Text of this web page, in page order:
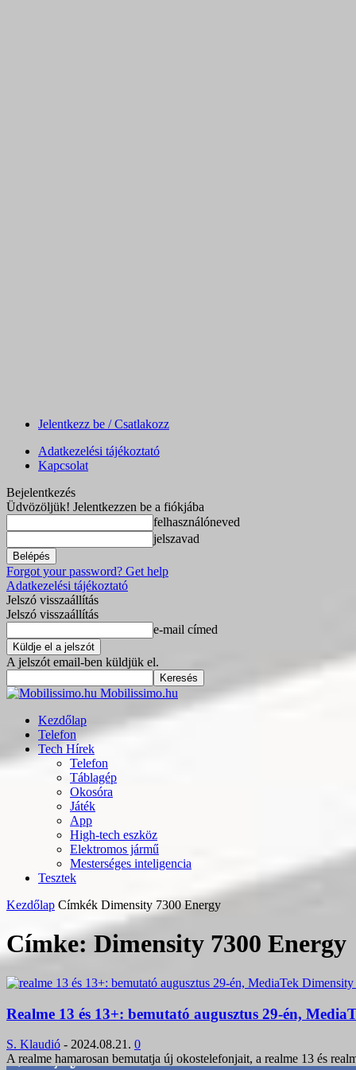
Jelentkezz be / Csatlakozz
Adatkezelési tájékoztató
Kapcsolat
Bejelentkezés
Üdvözöljük! Jelentkezzen be a fiókjába
felhasználóneved
jelszavad
Forgot your password? Get help
Adatkezelési tájékoztató
Jelszó visszaállítás
Jelszó visszaállítás
e-mail címed
A jelszót email-ben küldjük el.
Mobilissimo.hu
Kezdőlap
Telefon
Tech Hírek
Telefon
Táblagép
Okosóra
Játék
App
High-tech eszköz
Elektromos jármű
Mesterséges inteligencia
Tesztek
Kezdőlap Címkék Dimensity 7300 Energy
Címke: Dimensity 7300 Energy
Realme 13 és 13+: bemutató augusztus 29-én,
S. Klaudió - 2024.08.21. 0
A realme hamarosan bemutatja új okostelefonjait, a realme 13 és
3,452 Rajongók